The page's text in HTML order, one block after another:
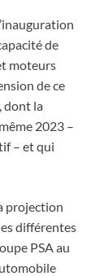
de
moteurs
de ce
dont la
2023 –
– et qui
projection
différentes
PSA au